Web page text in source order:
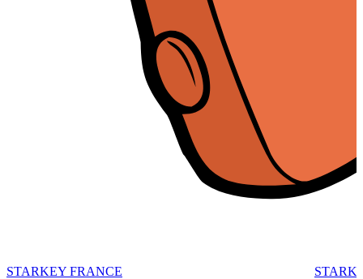
STARKEY FRANCE